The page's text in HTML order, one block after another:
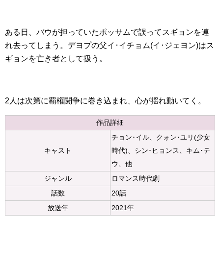
ある日、バウが担っていたポッサムで誤ってスギョンを連
れ去ってしまう。デヨプの父イ･イチョム(イ･ジェヨン)はス
ギョンを亡き者として扱う。
2人は次第に覇権闘争に巻き込まれ、心が揺れ動いてく。
作品詳細
キャスト
チョン･イル、クォン･ユリ(少女
時代)、シン･ヒョンス、キム･テ
ウ、他
ジャンル
ロマンス時代劇
話数
20話
放送年
2021年